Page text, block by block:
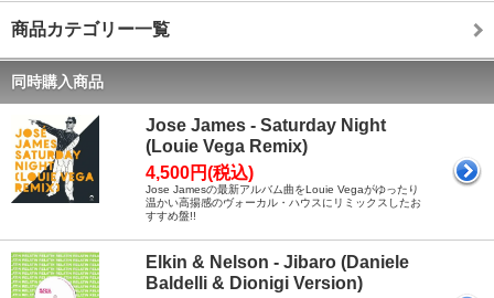
商品カテゴリー一覧
同時購入商品
Jose James - Saturday Night
(Louie Vega Remix)
4,500円(税込)
Jose Jamesの最新アルバム曲をLouie Vegaがゆったり
温かい高揚感のヴォーカル・ハウスにリミックスしたお
すすめ盤!!
Elkin & Nelson - Jibaro (Daniele
Baldelli & Dionigi Version)